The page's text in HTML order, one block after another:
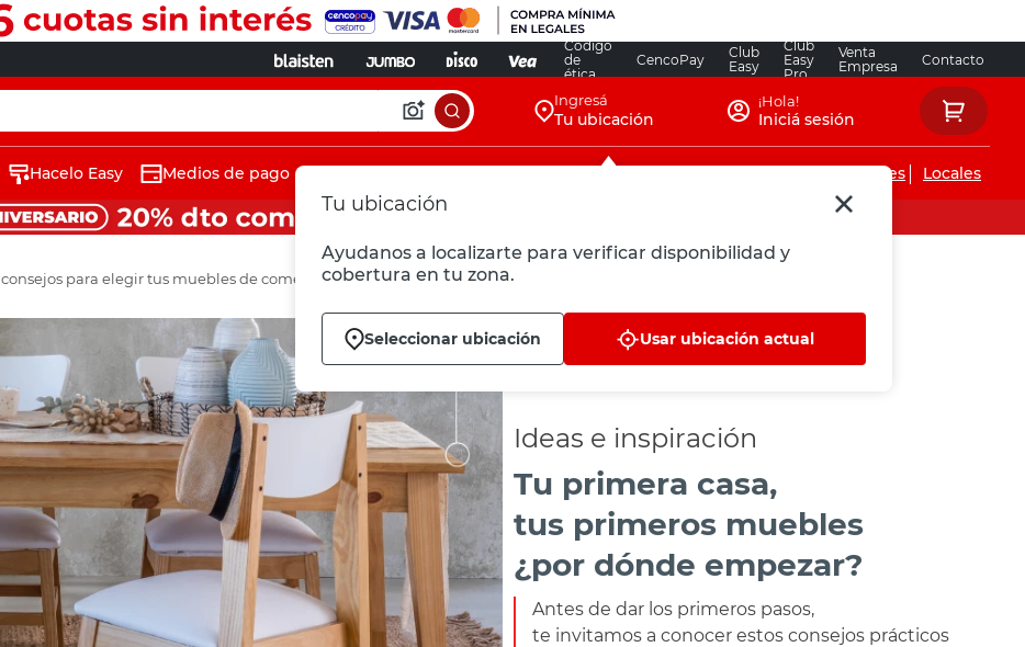
Código
de
ética
CencoPay
Club
Easy
Club
Easy
Pro
Venta
Empresa
Contacto
Ingresá
Tu ubicación
Tu ubicación
Ayudanos a localizarte para verificar disponibilidad y
cobertura en tu zona.
Seleccionar ubicación Usar ubicación actual
¡Hola!
Iniciá sesión
Hacelo Easy Medios de pago Servicios de instalaciones Locales
consejos para elegir tus muebles de comedor
Ideas e inspiración
Tu primera casa,
tus primeros muebles
¿por dónde empezar?
Antes de dar los primeros pasos,
te invitamos a conocer estos consejos prácticos